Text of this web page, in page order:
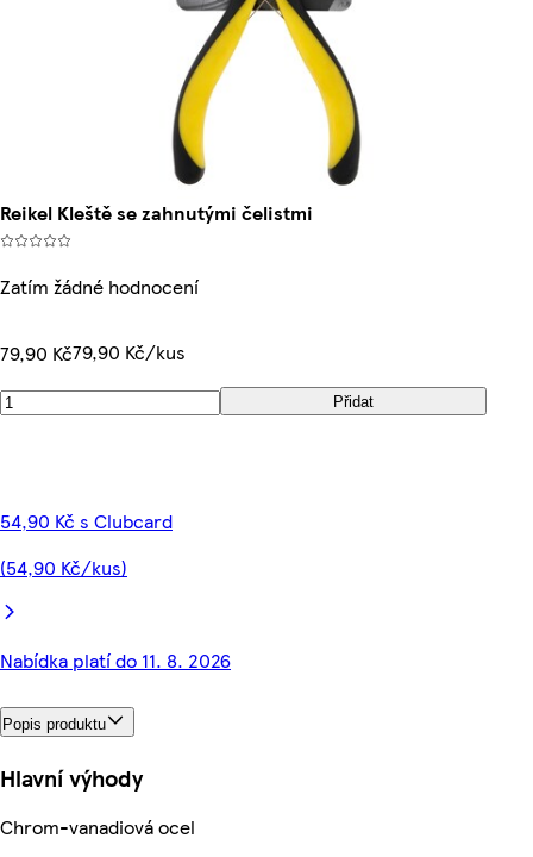
Reikel Kleště se zahnutými čelistmi
Zatím žádné hodnocení
79,90 Kč79,90 Kč/kus
Přidat
54,90 Kč s Clubcard
(54,90 Kč/kus)
Nabídka platí do 11. 8. 2026
Popis produktu
Hlavní výhody
Chrom-vanadiová ocel